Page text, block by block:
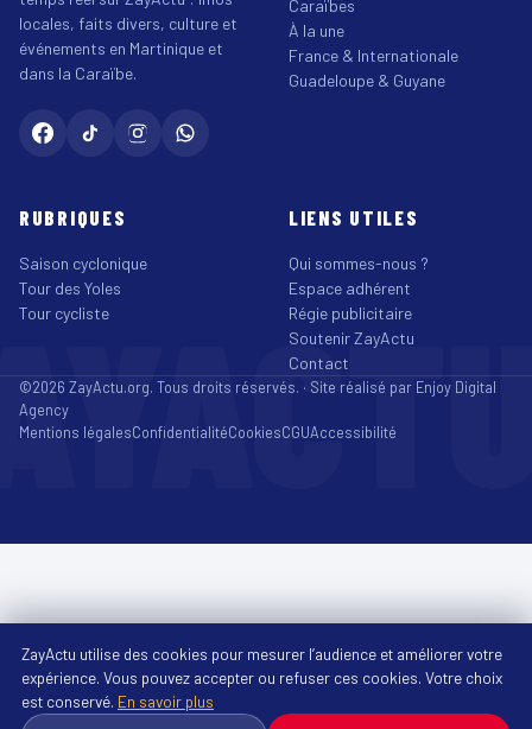
locales, faits divers, culture et
événements en Martinique et
dans la Caraïbe.
Caraïbes
À la une
France & Internationale
Guadeloupe & Guyane
RUBRIQUES
Saison cyclonique
Tour des Yoles
Tour cycliste
LIENS UTILES
Qui sommes-nous ?
Espace adhérent
Régie publicitaire
Soutenir ZayActu
Contact
©2026 ZayActu.org. Tous droits réservés. · Site réalisé par Enjoy Digital
Agency
Mentions légalesConfidentialitéCookiesCGUAccessibilité
ZayActu utilise des cookies pour mesurer l’audience et améliorer votre
expérience. Vous pouvez accepter ou refuser ces cookies. Votre choix
est conservé. En savoir plus